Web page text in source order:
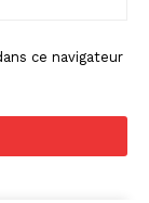
ce navigateur